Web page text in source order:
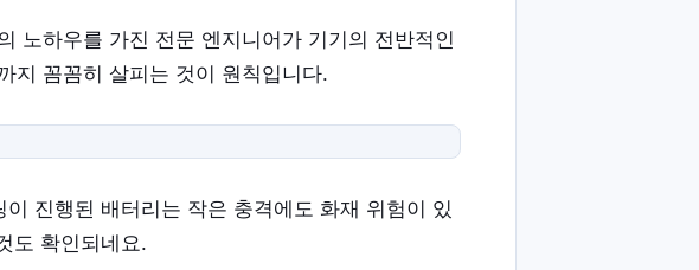
노하우를 가진 전문 엔지니어가 기기의 전반적인
지 꼼꼼히 살피는 것이 원칙입니다.
진행된 배터리는 작은 충격에도 화재 위험이 있
도 확인되네요.